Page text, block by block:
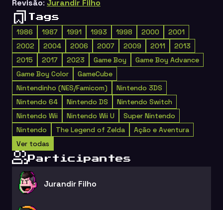
Revisão: Jurandir Filho
Tags
1986 1987 1991 1993 1998 2000
2001
2002
2004 2006 2007 2009 2011
2013
2015
2017 2023 Game Boy
Game Boy Advance
Game Boy Color
GameCube
Nintendinho (NES/Famicom)
Nintendo 3DS
Nintendo 64
Nintendo DS
Nintendo Switch
Nintendo Wii
Nintendo Wii U
Super Nintendo
Nintendo
The Legend of Zelda
Ação e Aventura
Ver todas
Participantes
Jurandir Filho